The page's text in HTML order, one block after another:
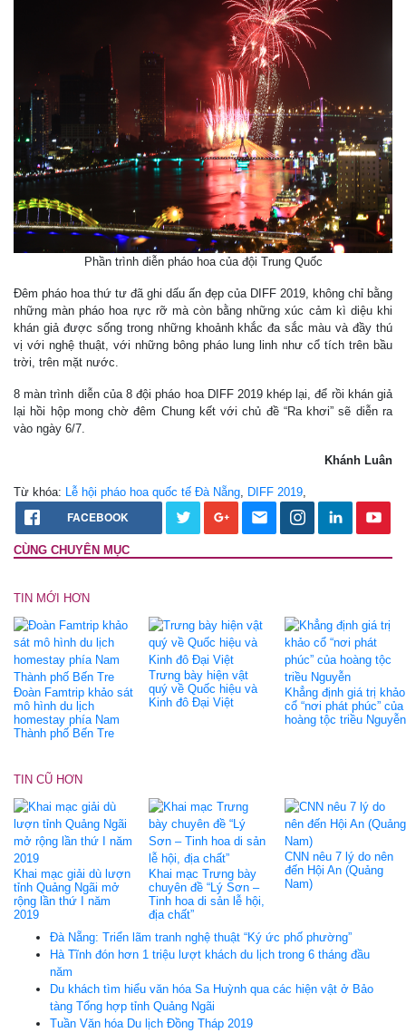
Phần trình diễn pháo hoa của đội Trung Quốc
Đêm pháo hoa thứ tư đã ghi dấu ấn đẹp của DIFF 2019, không chỉ bằng
những màn pháo hoa rực rỡ mà còn bằng những xúc cảm kì diệu khi
khán giả được sống trong những khoảnh khắc đa sắc màu và đầy thú
vị với nghệ thuật, với những bông pháo lung linh như cổ tích trên bầu
trời, trên mặt nước.
8 màn trình diễn của 8 đội pháo hoa DIFF 2019 khép lại, để rồi khán giả
lại hồi hộp mong chờ đêm Chung kếtvới chủ đề “Ra khơi” sẽ diễn ra
vào ngày 6/7.
Khánh Luân
Từ khóa: Lễ hội pháo hoa quốc tế Đà Nẵng DIFF 2019
FACEBOOK
CÙNG CHUYÊN MỤC
TIN MỚI HƠN
Đoàn Famtrip khảo sát
mô hình du lịch
homestay phía Nam
Thành phố Bến Tre
Trưng bày hiện vật
quý về Quốc hiệu và
Kinh đô Đại Việt
Khẳng định giá trị khảo
cổ “nơi phát phúc” của
hoàng tộc triều Nguyễn
TIN CŨ HƠN
Khai mạc giải dù lượn
tỉnh Quảng Ngãi mở
rộng lần thứ I năm
2019
Khai mạc Trưng bày
chuyên đề “Lý Sơn –
Tinh hoa di sản lễ hội,
địa chất”
CNN nêu 7 lý do nên
đến Hội An (Quảng
Nam)
Đà Nẵng: Triển lãm tranh nghệ thuật “Ký ức phố phường”
Hà Tĩnh đón hơn 1 triệu lượt khách du lịch trong 6 tháng đầu
năm
Du khách tìm hiểu văn hóa Sa Huỳnh qua các hiện vật ở Bảo
tàng Tổng hợp tỉnh Quảng Ngãi
Tuần Văn hóa Du lịch Đồng Tháp 2019